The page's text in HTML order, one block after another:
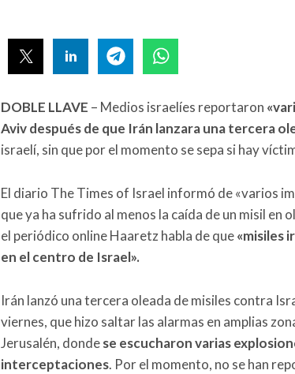
DOBLE LLAVE – Medios israelíes reportaron
Aviv después de que Irán lanzara una tercera
israelí, sin que por el momento se sepa si hay
El diario The Times of Israel informó de «varios
que ya ha sufrido al menos la caída de un misil en
el periódico online Haaretz habla de que«misiles
en el centro de Israel».
Irán lanzó una tercera oleada de misiles contra
viernes, que hizo saltar las alarmas en amplias
Jerusalén, dondese escucharon varias
interceptaciones. Por el momento, no se han